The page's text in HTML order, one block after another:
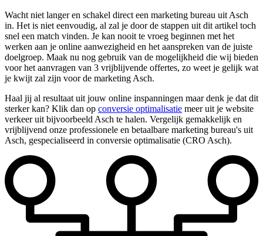
Wacht niet langer en schakel direct een marketing bureau uit Asch
in. Het is niet eenvoudig, al zal je door de stappen uit dit artikel toch
snel een match vinden. Je kan nooit te vroeg beginnen met het
werken aan je online aanwezigheid en het aanspreken van de juiste
doelgroep. Maak nu nog gebruik van de mogelijkheid die wij bieden
voor het aanvragen van 3 vrijblijvende offertes, zo weet je gelijk wat
je kwijt zal zijn voor de marketing Asch.
Haal jij al resultaat uit jouw online inspanningen maar denk je dat dit
sterker kan? Klik dan op conversie optimalisatie meer uit je website
verkeer uit bijvoorbeeld Asch te halen. Vergelijk gemakkelijk en
vrijblijvend onze professionele en betaalbare marketing bureau's uit
Asch, gespecialiseerd in conversie optimalisatie (CRO Asch).